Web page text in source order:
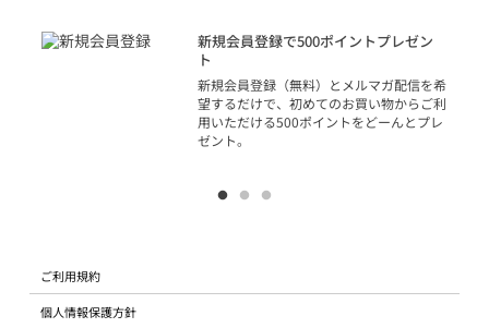
新規会員登録で500ポイントプレゼン
ト
新規会員登録（無料）とメルマガ配信を希
望するだけで、初めてのお買い物からご利
用いただける500ポイントをどーんとプレ
ゼント。
ご利用規約
個人情報保護方針